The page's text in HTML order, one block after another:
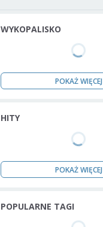
WYKOPALISKO
POKAŻ WIĘCEJ
HITY
POKAŻ WIĘCEJ
POPULARNE TAGI